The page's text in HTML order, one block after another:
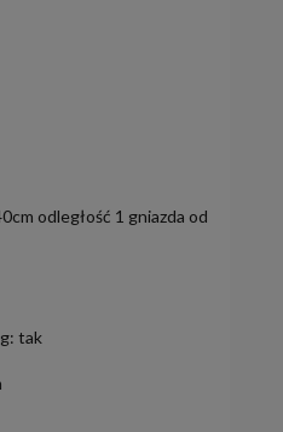
odległość 1 gniazda od
tak